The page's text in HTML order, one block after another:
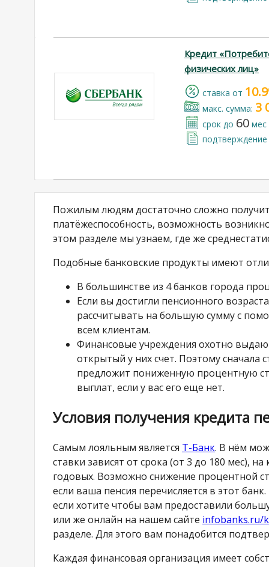
Кредит
физических лиц»
cтавка от
макс. сумма: 3
срок до 60 мес
Пожилым людям достаточно сложно
платёжеспособность, возможность
этом разделе мы узнаем, где же
Подобные банковские продукты имеют
В большинстве из 4 банков города
Если вы достигли пенсионного
рассчитывать на большую сумму с
всем клиентам.
Финансовые учреждения охотно
открытый у них счет. Поэтому
предложит пониженную процентную
выплат, если у вас его еще нет.
Условия получения кредита
Самым лояльным является Т-Банк. В нём
ставки зависят от срока (от 3 до 180 мес),
годовых. Возможно снижение процентной
если ваша пенсия перечисляется в этот
если хотите чтобы вам предоставили
или же онлайн на нашем сайте infobanks.ru/
разделе. Для этого вам понадобится
Каждая финансовая организация имеет